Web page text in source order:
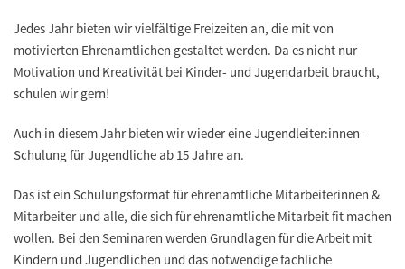
Jedes Jahr bieten wir vielfältige Freizeiten an, die mit von
motivierten Ehrenamtlichen gestaltet werden. Da es nicht nur
Motivation und Kreativität bei Kinder- und Jugendarbeit braucht,
schulen wir gern!
Auch in diesem Jahr bieten wir wieder eine Jugendleiter:innen-
Schulung für Jugendliche ab 15 Jahre an.
Das ist ein Schulungsformat für ehrenamtliche Mitarbeiterinnen &
Mitarbeiter und alle, die sich für ehrenamtliche Mitarbeit fit machen
wollen. Bei den Seminaren werden Grundlagen für die Arbeit mit
Kindern und Jugendlichen und das notwendige fachliche